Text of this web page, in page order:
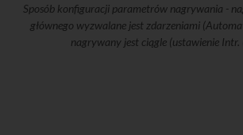
Sposób konfiguracji parametrów nagrywania -
głównego wyzwalane jest zdarzeniami
nagrywany jest ciągle (ustawienie Intr.